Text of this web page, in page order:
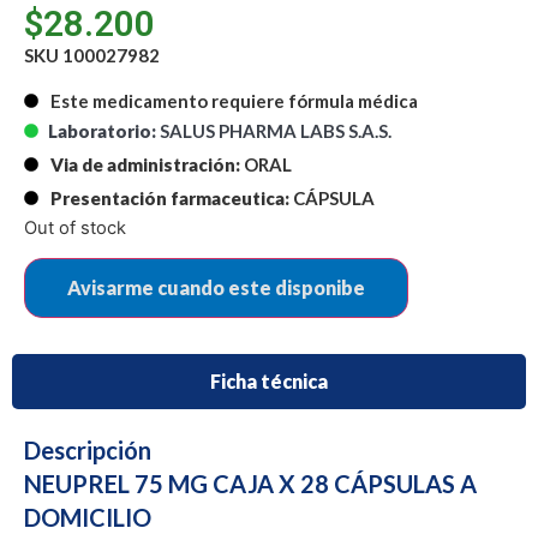
$28.200
SKU 100027982
Este medicamento requiere fórmula médica
Laboratorio:SALUS PHARMA LABS S.A.S.
Via de administración: ORAL
Presentación farmaceutica: CÁPSULA
Out of stock
Ficha técnica
Descripción
NEUPREL 75 MG CAJA X 28 CÁPSULAS A
DOMICILIO